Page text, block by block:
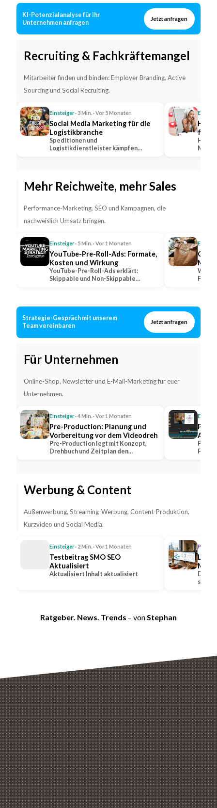
KI-Potenzialanalyse für Ihr
Unternehmen anfragen
Jetzt anfragen
Recruiting & Fachkräftemangel
Mitarbeiter finden und binden: Employer Branding, Active
Sourcing und Social Recruiting.
Einsteiger· 3 Min. · Vor 5 Monaten
Social Media Marketing für die
Logistikbranche
Speditionen und
Logistikdienstleister kämpfen
für
Mehr Reichweite, mehr Sales
Performance-Marketing, SEO und Kampagnen, die
nachweislich Umsatz bringen.
Einsteiger· 5 Min. · Vor 1 Monaten
YouTube-Pre-Roll-Ads: Formate,
Kosten und Wirkung
YouTube-Pre-Roll-Ads erklärt:
Skippable und Non-Skippable
Was
Fast-
Strategie-Gespräch mit unserem
Team vereinbaren
Jetzt anfragen
Für Unternehmen
Online-Shop, Newsletter und E-Mail-Marketing für euer
Unternehmen.
Einsteiger· 4 Min. · Vor 1 Monaten
Pre-Production: Planung und
Vorbereitung vor dem Videodreh
Pre-Production legt mit Konzept,
Drehbuch und Zeitplan den
Post-
Werbung & Content
Außenwerbung, Streaming-Werbung, Content-Produktion,
Kurzvideo und Social Media.
Einsteiger· 2 Min. · Vor 1 Monaten
Testbeitrag SMO SEO
Aktualisiert
Aktualisiert Inhalt aktualisiert
Profi
Die
Ratgeber. News. Trends – von Stephan